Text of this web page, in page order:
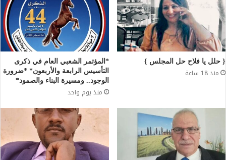
{ حلل يا فلاح حل المجلس }
منذ 18 ساعة
*المؤتمر الشعبي العام في ذكرى
التأسيس الرابعة والأربعون* *ضرورة
الوجود.. ومسيرة البناء والصمود*
منذ يوم واحد